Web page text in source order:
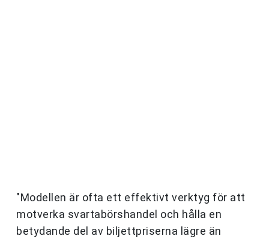
"Modellen är ofta ett effektivt verktyg för att
motverka svartabörshandel och hålla en
betydande del av biljettpriserna lägre än